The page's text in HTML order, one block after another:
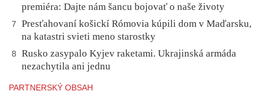
premiéra: Dajte nám šancu bojovať o naše životy
7
Presťahovaní košickí Rómovia kúpili dom v Maďarsku,
na katastri svieti meno starostky
8
Rusko zasypalo Kyjev raketami. Ukrajinská armáda
nezachytila ani jednu
PARTNERSKÝ OBSAH